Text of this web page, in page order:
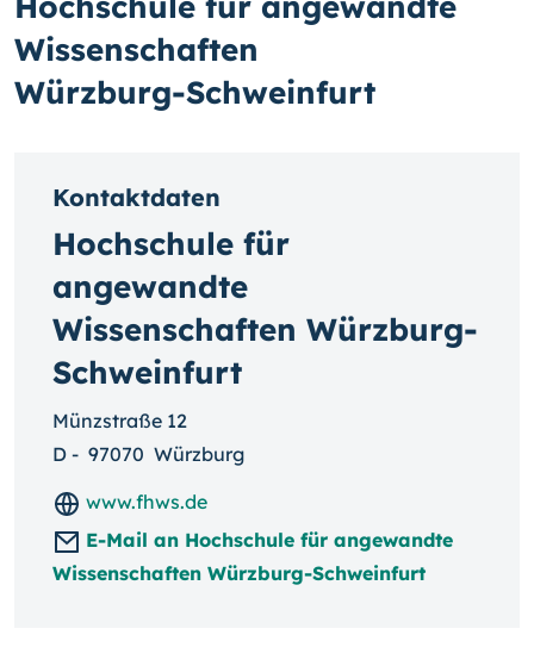
Wissenschaften
Würzburg-Schweinfurt
Kontaktdaten
Hochschule für
angewandte
Wissenschaften Würzburg-
Schweinfurt
Münzstraße 12
D - 97070 Würzburg
www.fhws.de
E-Mail an Hochschule für angewandte
Wissenschaften Würzburg-Schweinfurt